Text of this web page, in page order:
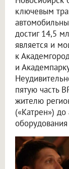
ключевым
достиг 14,5
является и
к
и
пятую часть
жителю
(«Катрен»)